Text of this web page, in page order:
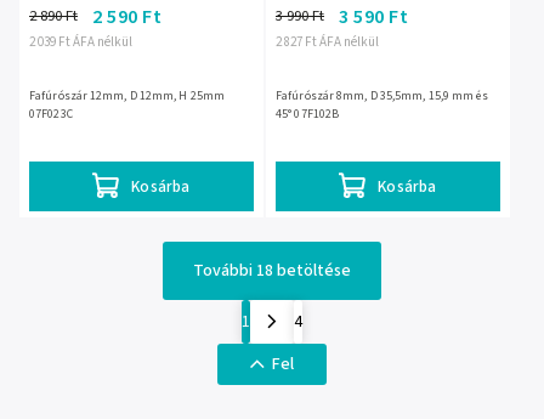
2 039 Ft ÁFA nélkül
2 890 Ft 2 590 Ft
Kosárba
Fafúrószár 12mm, D 12mm, H 25mm
07F023C
2 827 Ft ÁFA nélkül
3 990 Ft 3 590 Ft
Kosárba
Fafúrószár 8mm, D 35,5mm, 15,9 mm és
45° 07F102B
További 18 betöltése
1
4
Fel